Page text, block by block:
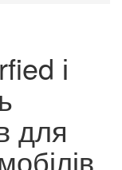
і
для